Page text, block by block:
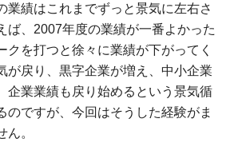
業績はこれまでずっと景気に左右さ
ば、2007年度の業績が一番よかった
クを打つと徐々に業績が下がってく
が戻り、黒字企業が増え、中小企業
企業業績も戻り始めるという景気循
のですが、今回はそうした経験がま
ん。